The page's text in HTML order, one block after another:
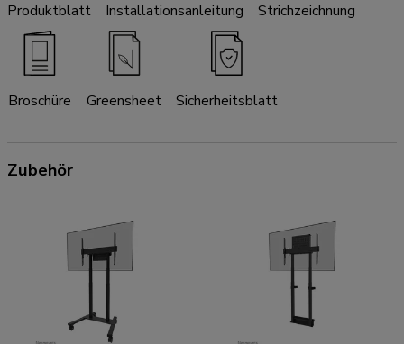
Produktblatt Installationsanleitung Strichzeichnung
Broschüre Greensheet Sicherheitsblatt
Zubehör